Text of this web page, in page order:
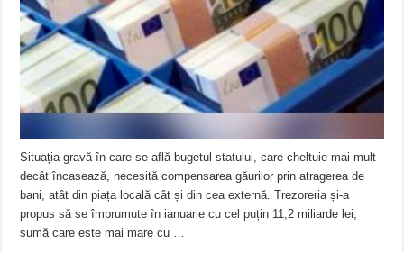
Situația gravă în care se află bugetul statului, care cheltuie mai mult
decât încasează, necesită compensarea găurilor prin atragerea de
bani, atât din piața locală cât și din cea externă. Trezoreria și-a
propus să se împrumute în ianuarie cu cel puțin 11,2 miliarde lei,
sumă care este mai mare cu …